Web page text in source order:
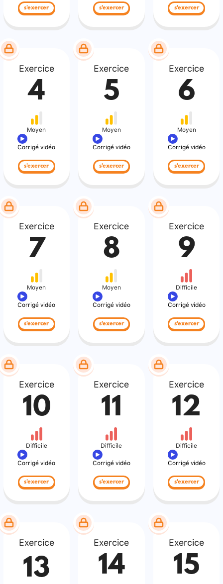
s'exercer s'exercer s'exercer
Exercice
4
Moyen
Corrigé vidéo
s'exercer
Exercice
5
Moyen
Corrigé vidéo
s'exercer
Exercice
6
Moyen
Corrigé vidéo
s'exercer
Exercice
7
Moyen
Corrigé vidéo
s'exercer
Exercice
8
Moyen
Corrigé vidéo
s'exercer
Exercice
9
Difficile
Corrigé vidéo
s'exercer
Exercice
10
Difficile
Corrigé vidéo
s'exercer
Exercice
11
Difficile
Corrigé vidéo
s'exercer
Exercice
12
Difficile
Corrigé vidéo
s'exercer
Exercice
13
Exercice
14
Exercice
15